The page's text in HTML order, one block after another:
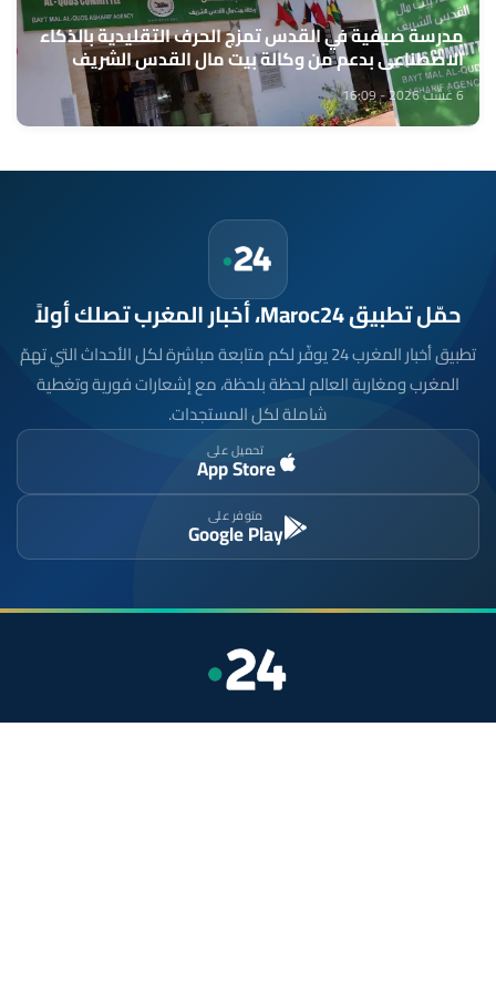
مدرسة صيفية في القدس تمزج الحرف التقليدية بالذكاء
الاصطناعي بدعم من وكالة بيت مال القدس الشريف
6 غشت 2026 - 16:09
حمّل تطبيق Maroc24، أخبار المغرب تصلك أولاً
تطبيق أخبار المغرب 24 يوفّر لكم متابعة مباشرة لكل الأحداث التي تهمّ
المغرب ومغاربة العالم لحظة بلحظة، مع إشعارات فورية وتغطية
شاملة لكل المستجدات.
تحميل على
App Store
متوفر على
Google Play